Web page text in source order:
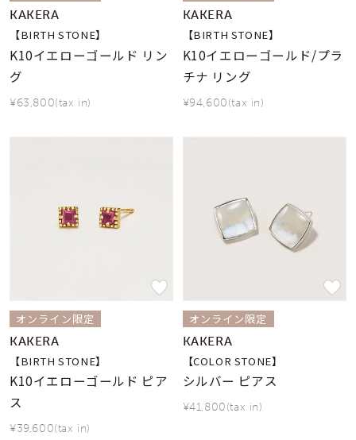
KAKERA
【BIRTH STONE】
K10イエローゴールド リン
グ
¥63,800(tax in)
KAKERA
【BIRTH STONE】
K10イエローゴールド/プラ
チナ リング
¥94,600(tax in)
オンライン限定
KAKERA
【BIRTH STONE】
K10イエローゴールド ピア
ス
¥39,600(tax in)
オンライン限定
KAKERA
【COLOR STONE】
シルバー ピアス
¥41,800(tax in)